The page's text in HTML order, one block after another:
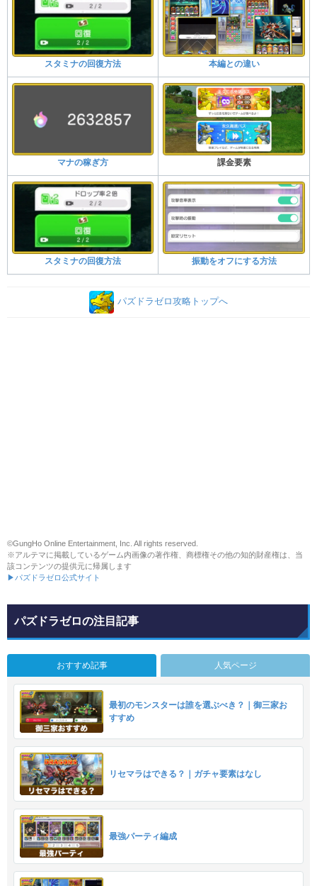
スタミナの回復方法 本編との違い
マナの稼ぎ方 課金要素
スタミナの回復方法 振動をオフにする方法
パズドラゼロ攻略トップへ
©GungHo Online Entertainment, Inc. All rights reserved.
※アルテマに掲載しているゲーム内画像の著作権、商標権その他の知的財産権は、当
該コンテンツの提供元に帰属します
▶パズドラゼロ公式サイト
パズドラゼロの注目記事
おすすめ記事 人気ページ
最初のモンスターは誰を選ぶべき？｜御三家お
すすめ
リセマラはできる？｜ガチャ要素はなし
最強パーティ編成